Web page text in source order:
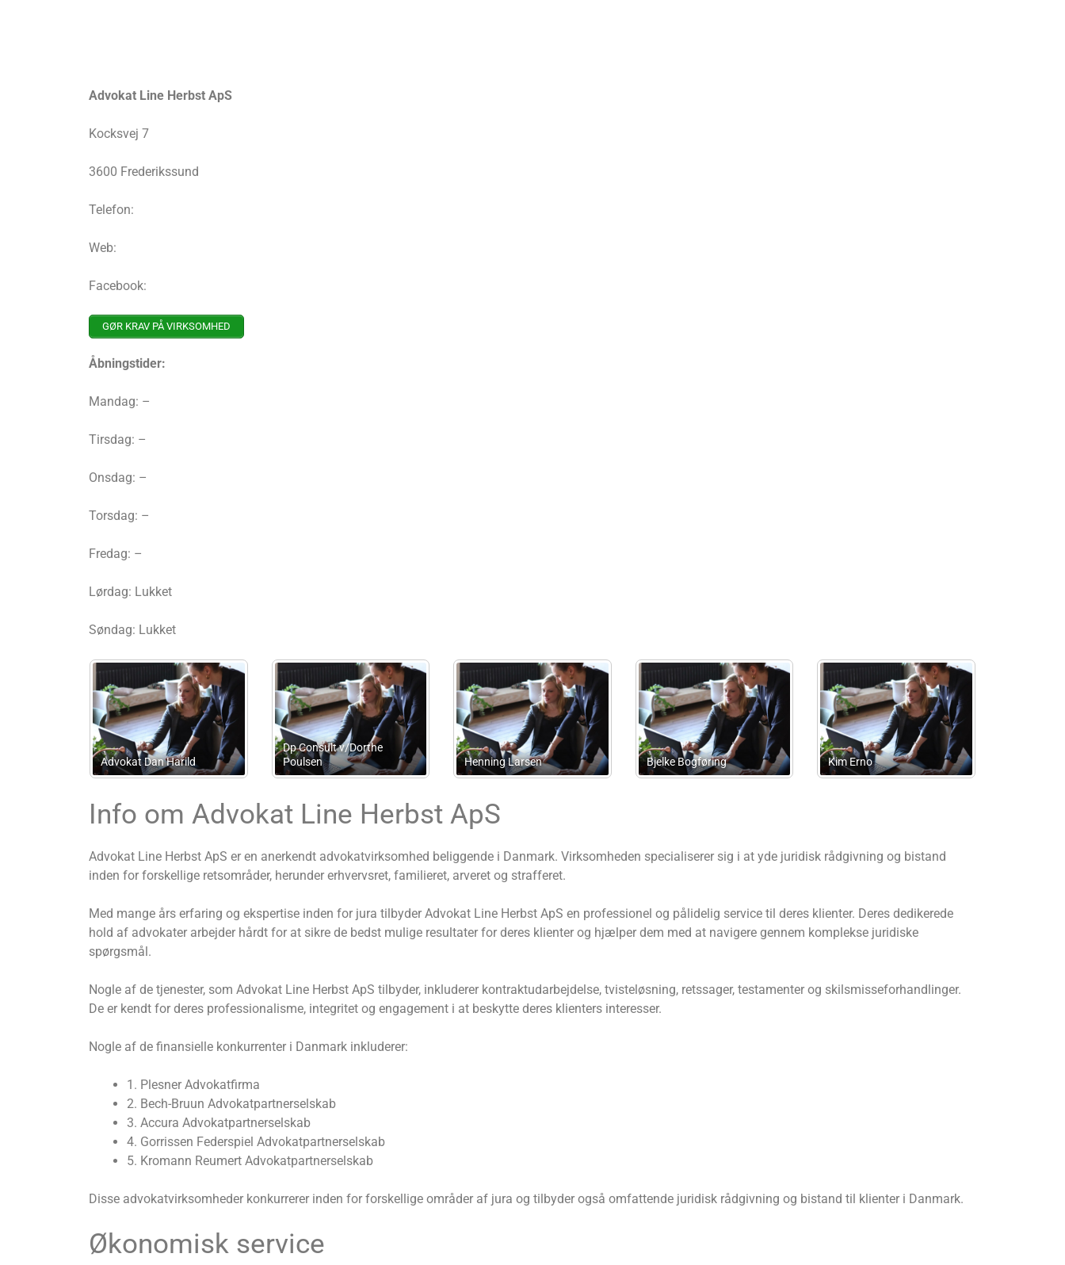
Advokat Line Herbst ApS
Kocksvej 7
3600 Frederikssund
Telefon:
Web:
Facebook:
GØR KRAV PÅ VIRKSOMHED
Åbningstider:
Mandag: –
Tirsdag: –
Onsdag: –
Torsdag: –
Fredag: –
Lørdag: Lukket
Søndag: Lukket
Bjelke Bogføring Kim Erno Advokatfirmaet Theut ApS Veskas Regnskabsservice Frausing.Biz JLD Bogføring
Info om Advokat Line Herbst ApS
Advokat Line Herbst ApS er en anerkendt advokatvirksomhed beliggende i Danmark. Virksomheden specialiserer sig i at yde juridisk rådgivning og bistand
inden for forskellige retsområder, herunder erhvervsret, familieret, arveret og strafferet.
Med mange års erfaring og ekspertise inden for jura tilbyder Advokat Line Herbst ApS en professionel og pålidelig service til deres klienter. Deres dedikerede
hold af advokater arbejder hårdt for at sikre de bedst mulige resultater for deres klienter og hjælper dem med at navigere gennem komplekse juridiske
spørgsmål.
Nogle af de tjenester, som Advokat Line Herbst ApS tilbyder, inkluderer kontraktudarbejdelse, tvisteløsning, retssager, testamenter og skilsmisseforhandlinger.
De er kendt for deres professionalisme, integritet og engagement i at beskytte deres klienters interesser.
Nogle af de finansielle konkurrenter i Danmark inkluderer:
1. Plesner Advokatfirma
2. Bech-Bruun Advokatpartnerselskab
3. Accura Advokatpartnerselskab
4. Gorrissen Federspiel Advokatpartnerselskab
5. Kromann Reumert Advokatpartnerselskab
Disse advokatvirksomheder konkurrerer inden for forskellige områder af jura og tilbyder også omfattende juridisk rådgivning og bistand til klienter i Danmark.
Økonomisk service